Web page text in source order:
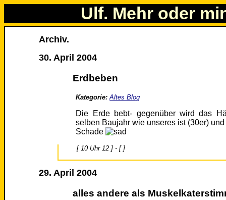
Ulf. Mehr oder
Archiv.
30. April 2004
Erdbeben
Kategorie: Altes Blog
Die Erde bebt- gegenüber wird das
selben Baujahr wie unseres ist (30er)
Schade
[ 10 Uhr 12 ] - [ ]
29. April 2004
alles andere als